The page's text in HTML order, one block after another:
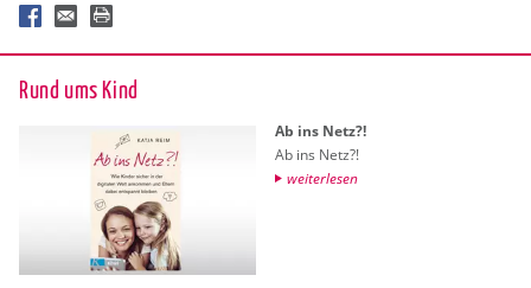
Rund ums Kind
Ab ins Netz?!
Ab ins Netz?!
wei­ter­le­sen